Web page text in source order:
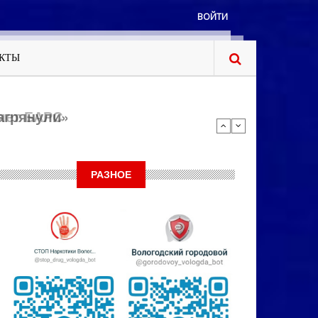
ВОЙТИ
БАРС
РАЗНОЕ